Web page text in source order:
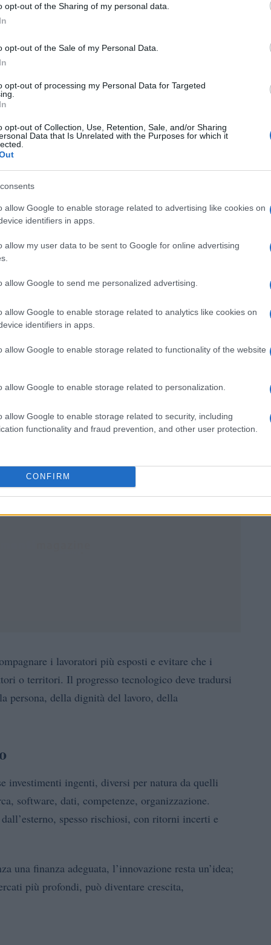
opt-out of the Sharing of my personal data.
opt-out of the Sale of my Personal Data.
opt-out of processing my Personal Data for Targeted
opt-out of Collection, Use, Retention, Sale, and/or Sharing
Data that Is Unrelated with the Purposes for which it
allow Google to enable storage related to advertising like cookies on
identifiers in apps.
allow my user data to be sent to Google for online advertising
allow Google to send me personalized advertising.
allow Google to enable storage related to analytics like cookies on
identifiers in apps.
allow Google to enable storage related to functionality of the website
allow Google to enable storage related to personalization.
allow Google to enable storage related to security, including
functionality and fraud prevention, and other user protection.
CONFIRM
guasti, ridurre sprechi, ottimizzare l’uso di energia
la qualità dei prodotti. Inoltre, può trasformare
Nel campo della medicina, l’IA può rendere più
di cura e accelerare la ricerca di nuovi farmaci e
direttamente in benessere per le persone.
alcune attività cambieranno profondamente, altre
la velocità del cambiamento. Per questo, la
i lavoratori più esposti e evitare che i
o territori. Il progresso tecnologico deve tradursi
persona, della dignità del lavoro, della
investimenti ingenti, diversi per natura da quelli
software, dati, competenze, organizzazione.
spesso rischiosi, con ritorni incerti e
una finanza adeguata, l’innovazione resta un’idea;
più profondi, può diventare crescita,